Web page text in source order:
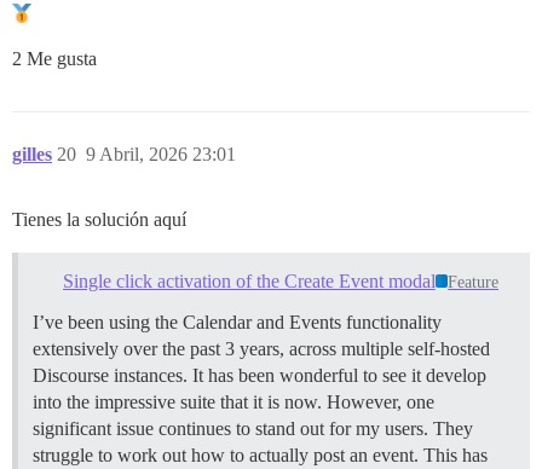
2 Me gusta
gilles 9 Abril, 2026 23:01
20
Tienes la solución aquí
Single click activation of the Create Event modal Feature
I’ve been using the Calendar and Events functionality
extensively over the past 3 years, across multiple self-hosted
Discourse instances. It has been wonderful to see it develop
into the impressive suite that it is now. However, one
significant issue continues to stand out for my users. They
struggle to work out how to actually post an event. This has